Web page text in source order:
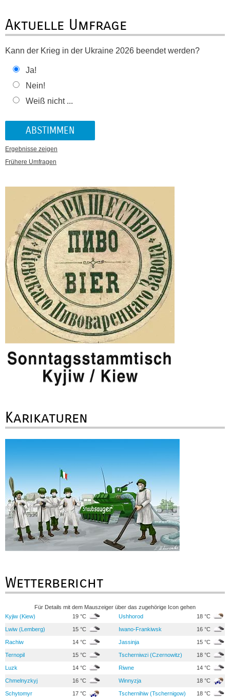
Aktuelle Umfrage
Kann der Krieg in der Ukraine 2026 beendet werden?
Ja!
Nein!
Weiß nicht ...
Ergebnisse zeigen
Frühere Umfragen
Karikaturen
Wetterbericht
Für Details mit dem Mauszeiger über das zugehörige Icon gehen
Kyjiw (Kiew)
19 °C Ushhorod 18 °C
Lwiw (Lemberg) 15 °C Iwano-Frankiwsk 16 °C
Rachiw 14 °C Jassinja 15 °C
Ternopil 15 °C Tscherniwzi (Czernowitz) 18 °C
Luzk 14 °C Riwne 14 °C
Chmelnyzkyj 16 °C Winnyzja 18 °C
Schytomyr 17 °C Tschernihiw (Tschernigow) 18 °C